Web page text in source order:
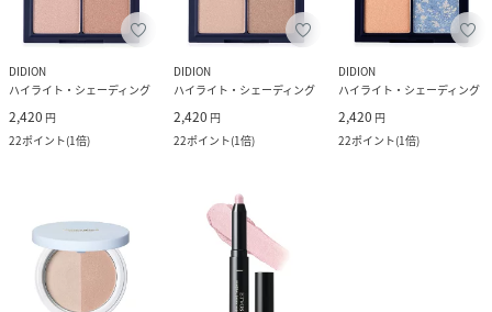
DIDION
ハイライト・シェーディング
2,420 円
22ポイント(1倍)
DIDION
ハイライト・シェーディング
2,420 円
22ポイント(1倍)
DIDION
ハイライト・シェーディング
2,420 円
22ポイント(1倍)